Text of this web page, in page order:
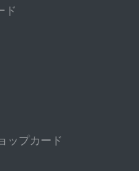
ド
ップカード